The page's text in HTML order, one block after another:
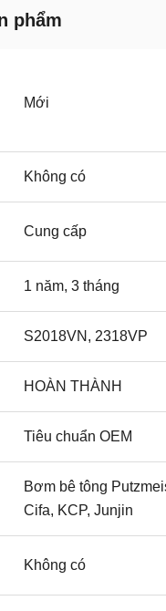
phẩm
Mới
Không có
Cung cấp
1 năm, 3 tháng
S2018VN, 2318VP
HOÀN THÀNH
Tiêu chuẩn OEM
Bơm bê tông
Cifa, KCP, Junjin
Không có